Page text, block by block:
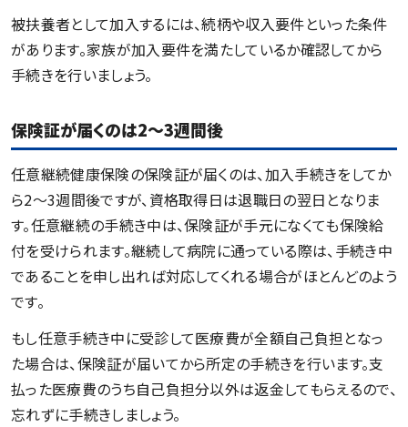
被扶養者として加入するには、続柄や収入要件といった条件
があります。家族が加入要件を満たしているか確認してから
手続きを行いましょう。
保険証が届くのは2～3週間後
任意継続健康保険の保険証が届くのは、加入手続きをしてか
ら2〜3週間後ですが、資格取得日は退職日の翌日となりま
す。任意継続の手続き中は、保険証が手元になくても保険給
付を受けられます。継続して病院に通っている際は、手続き中
であることを申し出れば対応してくれる場合がほとんどのよう
です。
もし任意手続き中に受診して医療費が全額自己負担となっ
た場合は、保険証が届いてから所定の手続きを行います。支
払った医療費のうち自己負担分以外は返金してもらえるので、
忘れずに手続きしましょう。